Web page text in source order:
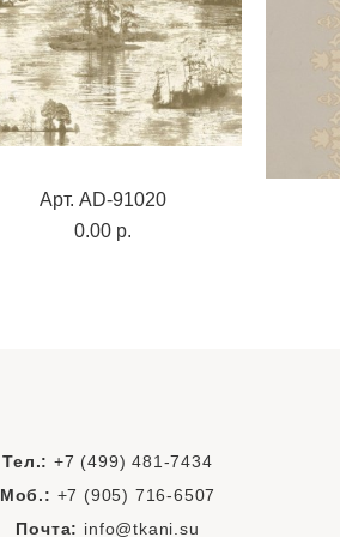
Арт. AD-91020
0.00 p.
Тел.: +7 (499) 481-7434
Моб.: +7 (905) 716-6507
Почта: info@tkani.su